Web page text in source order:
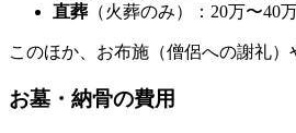
直葬 （火葬のみ）：20万〜40
このほか、お布施（僧侶への謝礼）
お墓・納骨の費用